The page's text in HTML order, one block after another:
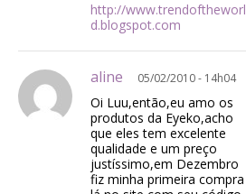
http://www.trendoftheworl
d.blogspot.com
aline 05/02/2010 - 14h04
Oi Luu,então,eu amo os
produtos da Eyeko,acho
que eles tem excelente
qualidade e um preço
justíssimo,em Dezembro
fiz minha primeira compra